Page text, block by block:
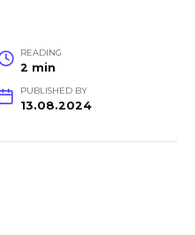
READING
2 min
PUBLISHED BY
13.08.2024